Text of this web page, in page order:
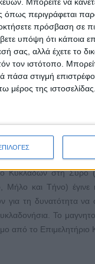
περιγράφεται
πρόσβαση σε
υπόψη ότι κάποια
σας, αλλά έχετε το
τον ιστότοπο.
στιγμή
μέρος της ιστοσελίδας.
και να
η πρώτη
στον πρωτογενή
Κυκλάδων στη
Μήλο και Τήνο) έγινε
για τη δυνατότητα να
Το
από το